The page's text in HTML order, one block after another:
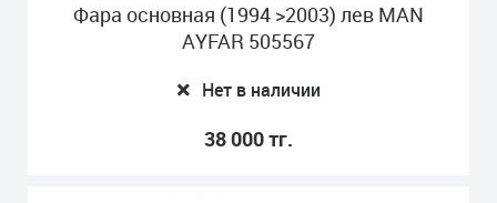
Фара основная (1994 >2003) лев MAN
AYFAR 505567
Нет в наличии
38 000 тг.